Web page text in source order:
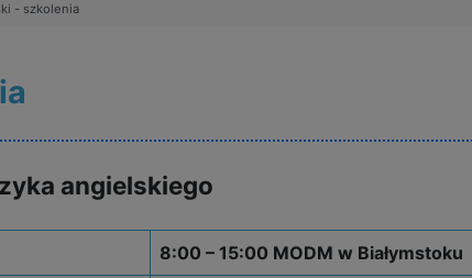
- szkolenia
angielskiego
8:00 – 15:00 MODM w Białymstoku